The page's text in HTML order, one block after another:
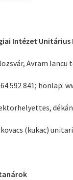
Intézet Unitárius
Avram Iancu
592 841; honlap:
dékán
(kukac)